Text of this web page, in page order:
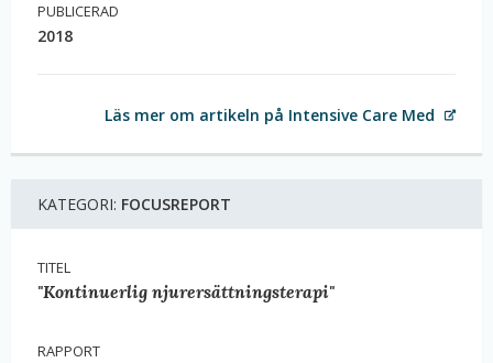
PUBLICERAD
2018
Läs mer om artikeln på Intensive Care Med
KATEGORI: FOCUSREPORT
TITEL
"Kontinuerlig njurersättningsterapi"
RAPPORT